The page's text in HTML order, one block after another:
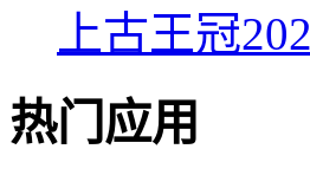
上古王冠
热门应用